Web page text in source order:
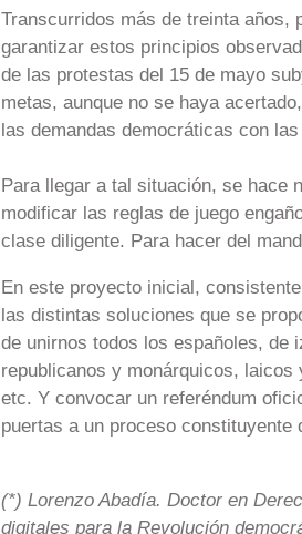
Transcurridos más de treinta años,
garantizar estos principios
de las protestas del 15 de mayo
metas, aunque no se haya
las demandas democráticas con
Para llegar a tal situación, se hace
modificar las reglas de juego
clase diligente. Para hacer del
En este proyecto inicial,
las distintas soluciones que se
de unirnos todos los españoles, de
republicanos y monárquicos,
etc. Y convocar un referéndum
puertas a un proceso
(*) Lorenzo Abadía. Doctor en
digitales para la Revolución